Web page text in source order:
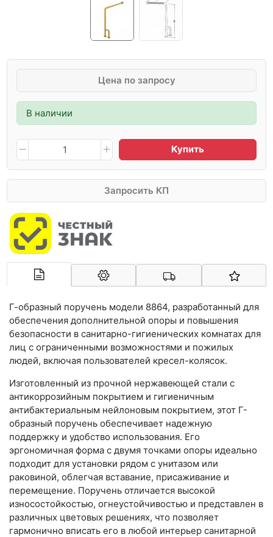
Цена по запросу
В наличии
Купить
Запросить КП
Арконт-Мед
Г-образный поручень модели 8864, разработанный для
обеспечения дополнительной опоры и повышения
безопасности в санитарно-гигиенических комнатах для
лиц с ограниченными возможностями и пожилых
людей, включая пользователей кресел-колясок.
Изготовленный из прочной нержавеющей стали с
антикоррозийным покрытием и гигиеничным
антибактериальным нейлоновым покрытием, этот Г-
образный поручень обеспечивает надежную
поддержку и удобство использования. Его
эргономичная форма с двумя точками опоры идеально
подходит для установки рядом с унитазом или
раковиной, облегчая вставание, присаживание и
перемещение. Поручень отличается высокой
износостойкостью, огнеустойчивостью и представлен в
различных цветовых решениях, что позволяет
гармонично вписать его в любой интерьер санитарной